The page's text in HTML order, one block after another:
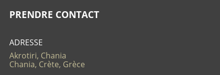
PRENDRE CONTACT
ADRESSE
Akrotiri, Chania
Chania, Crète, Grèce